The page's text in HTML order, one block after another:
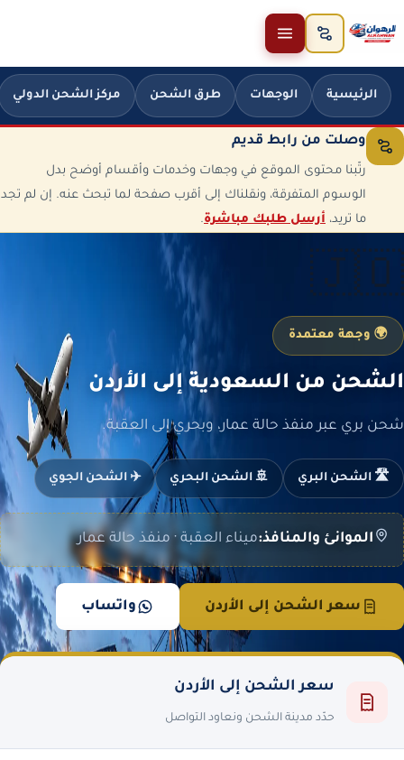
تخطَّ إلى المحتوى
الرئيسية الوجهات طرق الشحن مركز الشحن الدولي
وصلت من رابط قديم
رتّبنا محتوى الموقع في وجهات وخدمات وأقسام أوضح بدل
الوسوم المتفرقة، ونقلناك إلى أقرب صفحة لما تبحث عنه. إن لم تجد
ما تريد، أرسل طلبك مباشرة.
🇯🇴
🌍 وجهة معتمدة
الشحن من السعودية إلى الأردن
شحن بري عبر منفذ حالة عمار، وبحري إلى العقبة.
🛣️ الشحن البري 🚢 الشحن البحري ✈️ الشحن الجوي
الموانئ والمنافذ:ميناء العقبة · منفذ حالة عمار
سعر الشحن إلى الأردن واتساب
سعر الشحن إلى الأردن
حدّد مدينة الشحن ونعاود التواصل